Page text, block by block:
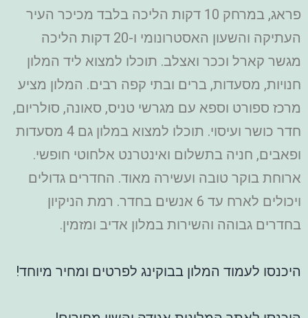
פראג, במרחק 10 דקות הליכה בלבד מכיכר העיר
העתיקה והשעון האסטרונומי ו-20 דקות הליכה
מגשר קארל וככר ואצלב. תוכלו למצוא ליד המלון
חנויות, מסעדות, ברים ובתי קפה רבים. המלון מציע
מרכז ספורט וספא עם מגרשי טניס, סאונה, סולריום,
חדר כושר ועיסוי. תוכלו למצוא במלון גם 4 מסעדות
ופאבים, חניה בתשלום ואינטרנט אלחוטי חופשי.
ארוחת בוקר טובה ועשירה מאוד. החדרים גדולים
ויכולים לארח עד 6 אנשים בחדר. רמת הניקיון
בחדרים גבוהה והשירות במלון אדיב ומזמין.
היכנסו לעמוד המלון בבוקינג לפרטים ומחיר מיוחד!